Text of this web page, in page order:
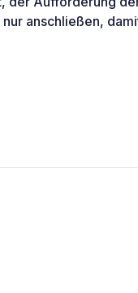
anschließen,